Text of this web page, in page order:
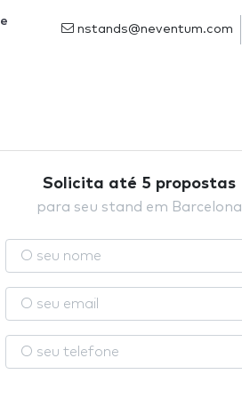
nstands@neventum.com
Solicita até 5 propostas
para seu stand em Barcelona